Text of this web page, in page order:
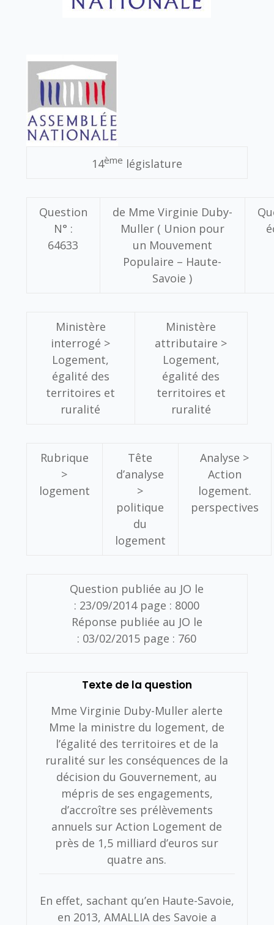
14ème législature
Question
N° :
64633
de Mme Virginie Duby-
Muller( Union pour
un Mouvement
Populaire – Haute-
Savoie )
Ministère
interrogé >
Logement,
égalité des
territoires et
ruralité
Ministère
attributaire >
Logement,
égalité des
territoires et
ruralité
Rubrique
>
logement
Tête
d’analyse
>
politique
du
logement
Analyse >
Action
logement.
perspectives
Question publiée au JO le
: 23/09/2014page : 8000
Réponse publiée au JO le
: 03/02/2015 page : 760
Texte de la question
Mme Virginie Duby-Muller alerte
Mme la ministre du logement, de
l’égalité des territoires et de la
ruralité sur les conséquences de la
décision du Gouvernement, au
mépris de ses engagements,
d’accroître ses prélèvements
annuels sur Action Logement de
près de 1,5 milliard d’euros sur
quatre ans.
En effet, sachant qu’en Haute-Savoie,
en 2013, AMALLIA des Savoie a